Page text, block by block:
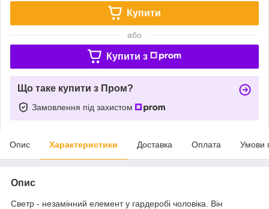
Купити
або
Купити з
Що таке купити з Пром?
Замовлення під захистом
Опис Характеристики Доставка Оплата Умови
Опис
Светр - незамінний елемент у гардеробі чоловіка. Він